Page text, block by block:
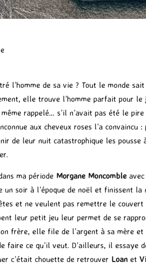
l’homme de sa vie ? Tout le monde
elle trouve l’homme parfait pour
rappelé… s’il n’avait pas été le pire
aux cheveux roses l’a convaincu
de leur nuit catastrophique les
ma période Morgane Moncomble
un soir à l’époque de noël et finissent
et ne veulent pas remettre le
leur petit jeu leur permet de se
frère, elle file de l’argent à sa mère et
faire ce qu’il veut. D’ailleurs, il
c’était chouette de retrouver Loan et